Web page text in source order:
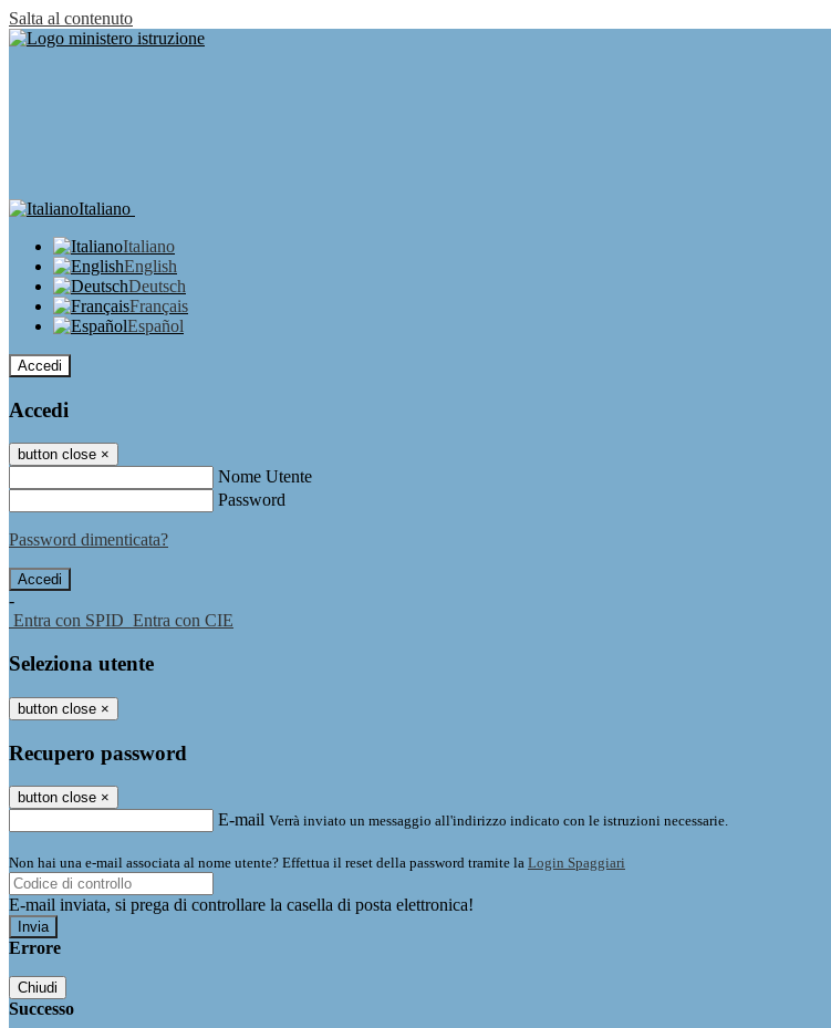
Salta al contenuto
Italiano
Italiano
English
Deutsch
Français
Español
Accedi
Accedi
button close ×
Nome Utente
Password
Password dimenticata?
-
Entra con SPID Entra con CIE
Seleziona utente
button close ×
Recupero password
button close ×
E-mail Verrà inviato un messaggio all'indirizzo indicato con le istruzioni necessarie.
Non hai una e-mail associata al nome utente? Effettua il reset della password tramite la Login Spaggiari
E-mail inviata, si prega di controllare la casella di posta elettronica!
Errore
Chiudi
Successo